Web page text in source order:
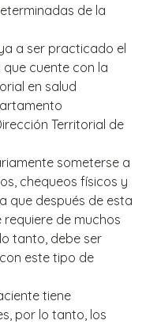
de la
a ser practicado el
cuente con la
en salud
Territorial de
someterse a
chequeos físicos y
que después de esta
de muchos
tanto, debe ser
este tipo de
tiene
por lo tanto, los